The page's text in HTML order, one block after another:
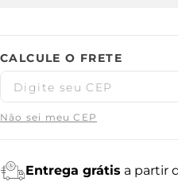
Não sei meu CEP
Entrega grátis a partir